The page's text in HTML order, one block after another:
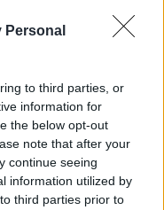
Personal
to third parties, or
information for
the below opt-out
note that after your
continue seeing
information utilized by
third parties prior to
Athens…
νέο Maxus T60 Max